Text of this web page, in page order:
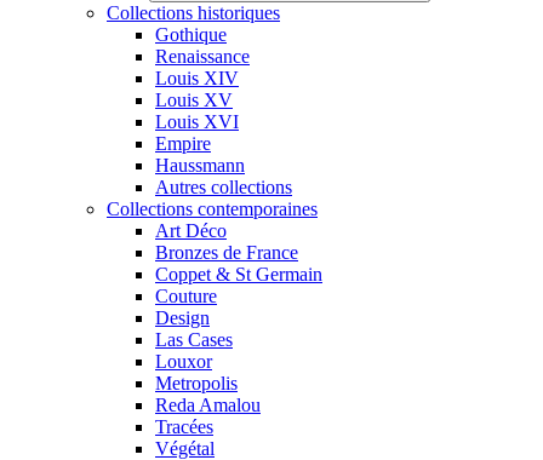
Collections historiques
Gothique
Renaissance
Louis XIV
Louis XV
Louis XVI
Empire
Haussmann
Autres collections
Collections contemporaines
Art Déco
Bronzes de France
Coppet & St Germain
Couture
Design
Las Cases
Louxor
Metropolis
Reda Amalou
Tracées
Végétal